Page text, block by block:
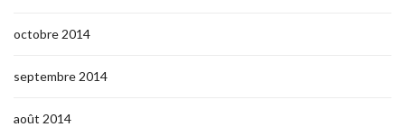
octobre 2014
septembre 2014
août 2014